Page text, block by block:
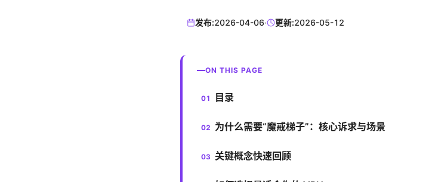
发布:2026-04-06· 更新:2026-05-12
ON THIS PAGE
目录
为什么需要“魔戒梯子”：核心诉求与场景
关键概念快速回顾